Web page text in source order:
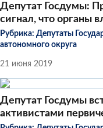
Депутат Госдумы:
сигнал, что органы
Рубрика: Депутаты
автономного округа
21 июня 2019
Депутат Госдумы
активистами